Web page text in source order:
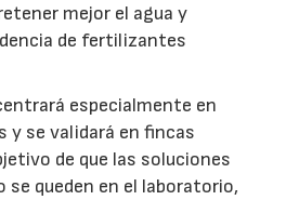
mejor el agua y
de fertilizantes
especialmente en
y se validará en fincas
de que las soluciones
se queden en el laboratorio,